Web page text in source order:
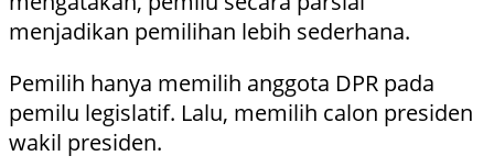
menjadikan pemilihan lebih sederhana.
Pemilih hanya memilih anggota DPR pada
pemilu legislatif. Lalu, memilih calon presiden
wakil presiden.